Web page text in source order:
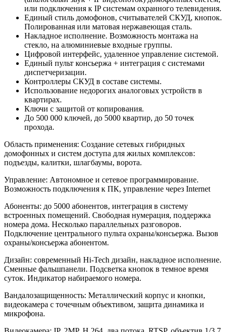
или подключения к IP системам охранного телевидения.
Единый стиль домофонов, считывателей СКУД, кнопок.
Полированная или матовая нержавеющая сталь.
Накладное исполнение. Возможность монтажа на
стекло, на алюминиевые входные группы.
Цифровой интерфейс, удаленное управление системой.
Единый пульт консьержа + интеграция с системами
диспетчеризации.
Контроллеры СКУД в составе системы.
Использование недорогих аналоговых устройств в
квартирах.
Ключи с защитой от копирования.
До 500 000 ключей, до 5000 квартир, до 50 точек
прохода.
Область применения: Создание сетевых гибридных
домофонных и систем доступа для жилых комплексов:
подъезды, калитки, шлагбаумы, ворота.
Управление: Автономное и сетевое программирование.
Возможность подключения к ПК, управление через Internet
Абоненты: до 5000 абонентов, интеграция в систему
встроенных помещений. Свободная нумерация, поддержка
номера дома. Несколько параллельных разговоров.
Подключение центрального пульта охраны/консьержа. Вызов
охраны/консьержа абонентом.
Дизайн: современный Hi-Tech дизайн, накладное исполнение.
Сменные фальшпанели. Подсветка кнопок в темное время
суток. Индикатор набираемого номера.
Вандалозащищенность: Металлический корпус и кнопки,
видеокамера с точечным объективом, защита динамика и
микрофона.